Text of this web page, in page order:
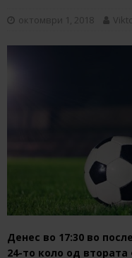
октомври 1, 2018
Денес во 17:30 во
24-то коло од